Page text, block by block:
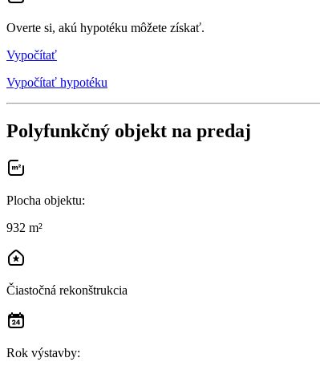
Overte si, akú hypotéku môžete získať.
Vypočítať
Vypočítať hypotéku
Polyfunkčný objekt na predaj
Plocha objektu:
932 m²
Čiastočná rekonštrukcia
Rok výstavby: